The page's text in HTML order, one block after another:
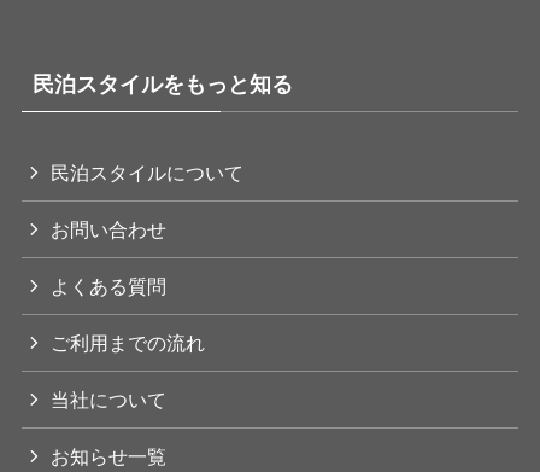
民泊スタイルをもっと知る
民泊スタイルについて
お問い合わせ
よくある質問
ご利用までの流れ
当社について
お知らせ一覧